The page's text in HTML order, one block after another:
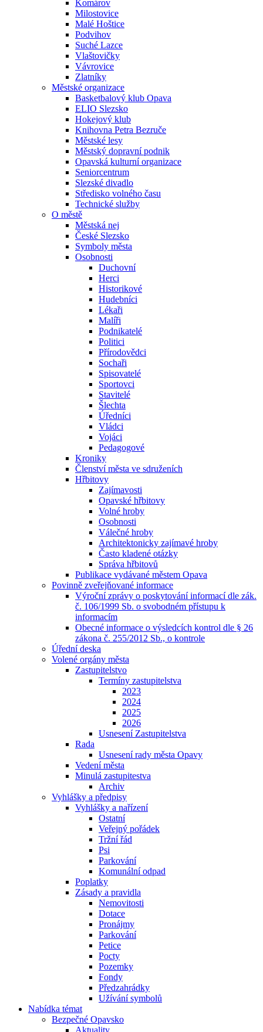
Komárov
Milostovice
Malé Hoštice
Podvihov
Suché Lazce
Vlaštovičky
Vávrovice
Zlatníky
Městské organizace
Basketbalový klub Opava
ELIO Slezsko
Hokejový klub
Knihovna Petra Bezruče
Městské lesy
Městský dopravní podnik
Opavská kulturní organizace
Seniorcentrum
Slezské divadlo
Středisko volného času
Technické služby
O městě
Městská nej
České Slezsko
Symboly města
Osobnosti
Duchovní
Herci
Historikové
Hudebníci
Lékaři
Malíři
Podnikatelé
Politici
Přírodovědci
Sochaři
Spisovatelé
Sportovci
Stavitelé
Šlechta
Úředníci
Vládci
Vojáci
Pedagogové
Kroniky
Členství města ve sdruženích
Hřbitovy
Zajímavosti
Opavské hřbitovy
Volné hroby
Osobnosti
Válečné hroby
Architektonicky zajímavé hroby
Často kladené otázky
Správa hřbitovů
Publikace vydávané městem Opava
Povinně zveřejňované informace
Výroční zprávy o poskytování informací dle zák.
č. 106/1999 Sb. o svobodném přístupu k
informacím
Obecné informace o výsledcích kontrol dle § 26
zákona č. 255/2012 Sb., o kontrole
Úřední deska
Volené orgány města
Zastupitelstvo
Termíny zastupitelstva
2023
2024
2025
2026
Usnesení Zastupitelstva
Rada
Usnesení rady města Opavy
Vedení města
Minulá zastupitestva
Archiv
Vyhlášky a předpisy
Vyhlášky a nařízení
Ostatní
Veřejný pořádek
Tržní řád
Psi
Parkování
Komunální odpad
Poplatky
Zásady a pravidla
Nemovitosti
Dotace
Pronájmy
Parkování
Petice
Pocty
Pozemky
Fondy
Předzahrádky
Užívání symbolů
Nabídka témat
Bezpečné Opavsko